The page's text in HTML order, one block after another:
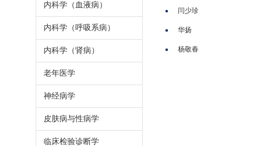
内科学（血液病）
内科学（呼吸系病）
内科学（肾病）
老年医学
神经病学
皮肤病与性病学
临床检验诊断学
闫少珍
华扬
杨敬春